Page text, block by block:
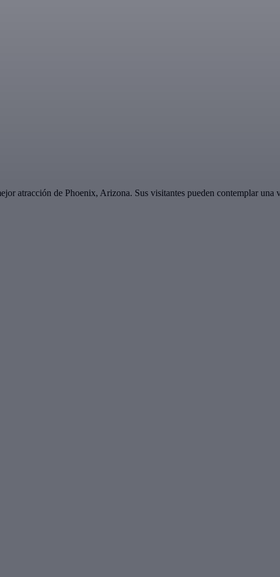
atracción de Phoenix, Arizona. Sus visitantes pueden contemplar